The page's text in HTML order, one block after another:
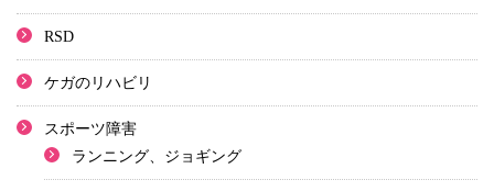
RSD
ケガのリハビリ
スポーツ障害
ランニング、ジョギング